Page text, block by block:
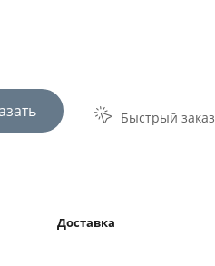
Быстрый заказ
Доставка